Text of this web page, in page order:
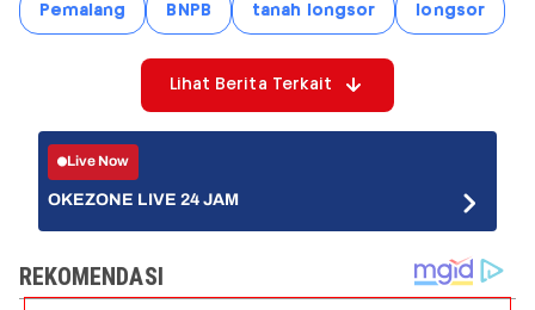
Pemalang BNPB tanah longsor longsor
Lihat Berita Terkait
Live Now
OKEZONE LIVE 24 JAM